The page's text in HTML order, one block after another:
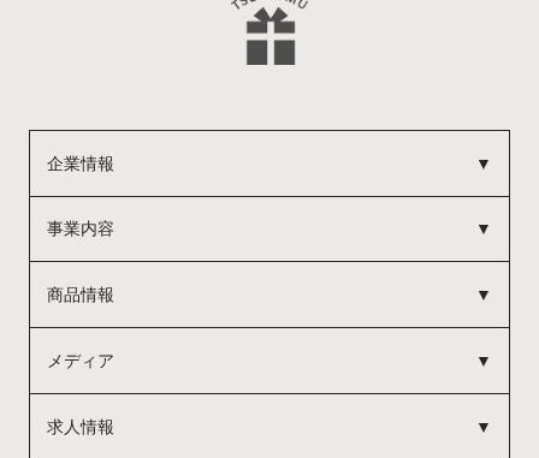
企業情報
事業内容
商品情報
メディア
求人情報